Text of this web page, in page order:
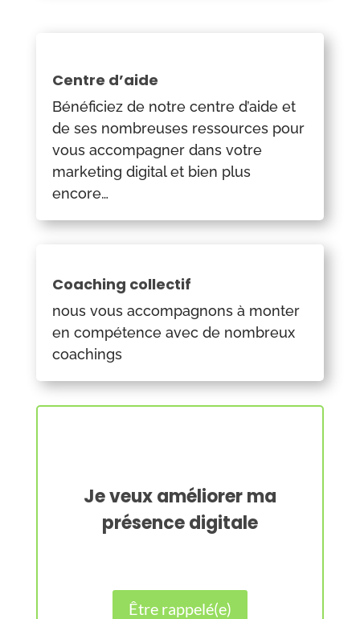
Centre d’aide
Bénéficiez de notre centre d’aide et
de ses nombreuses ressources pour
vous accompagner dans votre
marketing digital et bien plus
encore…
Coaching collectif
nous vous accompagnons à monter
en compétence avec de nombreux
coachings
Je veux améliorer ma
présence digitale
Être rappelé(e)